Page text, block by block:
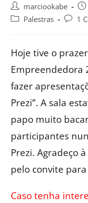
marciookabe
Palestras
1
Hoje tive o
Empreendedora
fazer
Prezi”. A sala
papo muito
participantes
Prezi. Agradeço
pelo convite
Caso tenha